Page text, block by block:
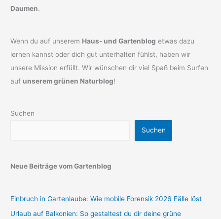
Daumen.
Wenn du auf unserem Haus- und Gartenblog etwas dazu
lernen kannst oder dich gut unterhalten fühlst, haben wir
unsere Mission erfüllt. Wir wünschen dir viel Spaß beim Surfen
auf unserem grünen Naturblog!
Suchen
Suchen
Neue Beiträge vom Gartenblog
Einbruch in Gartenlaube: Wie mobile Forensik 2026 Fälle löst
Urlaub auf Balkonien: So gestaltest du dir deine grüne